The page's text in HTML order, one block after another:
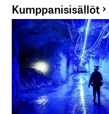
Kumppanisisällöt